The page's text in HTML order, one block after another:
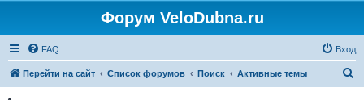
Форум VeloDubna.ru
FAQ Вход
Перейти на сайт Список форумов Поиск Активные темы